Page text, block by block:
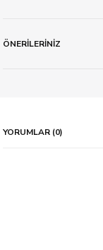
ÖNERİLERİNİZ
YORUMLAR (0)